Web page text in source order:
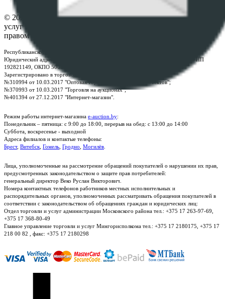
© 2026 Республиканское унитарное предприятие по оказанию
услуг "БелЮрОбеспечение" - Все права защищены авторским
правом
Республиканское унитарное предприятие по оказанию услуг "БелЮрОбеспечение"
Юридический адрес: г. Минск, пр-т. Дзержинского, 1Б, e-mail:
, УНП
192821149, ОКПО 500111895000
Зарегистрировано в торговом реестре Республики Беларусь:
№310994 от 10.03.2017 "Оптовая торговля без торговых объектов";
№370993 от 10.03.2017 "Торговля на аукционах";
№401394 от 27.12.2017 "Интернет-магазин".
Режим работы интернет-магазина e-auction.by:
Понедельник – пятница: с 9:00 до 18:00, перерыв на обед: с 13:00 до 14:00
Суббота, воскресенье - выходной
Адреса филиалов и контактые телефоны:
Брест, Витебск Гомель Гродно Могилёв
Лица, уполномоченные на рассмотрение обращений покупателей о нарушении их прав,
предусмотренных законодательством о защите прав потребителей:
генеральный директор Веко Руслан Викторович.
Номера контактных телефонов работников местных исполнительных и
распорядительных органов, уполномоченных рассматривать обращения покупателей в
соответствии с законодательством об обращениях граждан и юридических лиц:
Отдел торговли и услуг администрации Московского района тел.: +375 17 263-97-69,
+375 17 368-80-49
Главное управление торговли и услуг Мингорисполкома тел.: +375 17 2180175, +375 17
218 00 82 , факс: +375 17 2180298